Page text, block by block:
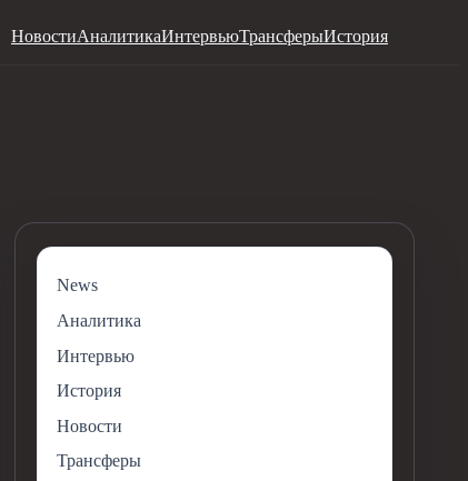
НовостиАналитикаИнтервьюТрансферыИстория
News
Аналитика
Интервью
История
Новости
Трансферы